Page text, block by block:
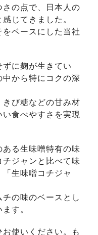
の点で、日本人の
じてきました。
ベースにした当社
に麹が生きてい
から特にコクの深
び糖などの甘み材
食べやすさを実現
る生味噌特有の味
ジャンと比べて味
生味噌コチジャ
の味のベースとし
す。
使いください。も